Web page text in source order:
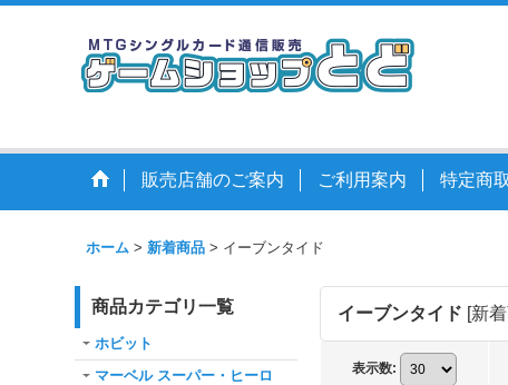
販売店舗のご案内 ご利用案内 特定商
ホーム > 新着商品 > イーブンタイド
商品カテゴリ一覧
ホビット
マーベル スーパー・ヒーロ
イーブンタイド [新
表示数: